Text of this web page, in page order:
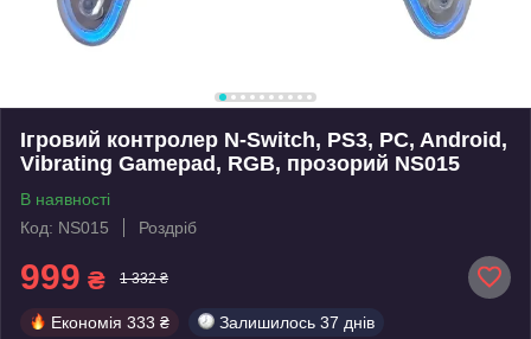
Ігровий контролер N-Switch, PS3, PC, Android,
Vibrating Gamepad, RGB, прозорий NS015
В наявності
Код: NS015
Роздріб
999 ₴ 1 332 ₴
Економія 333 ₴ Залишилось 37 днів